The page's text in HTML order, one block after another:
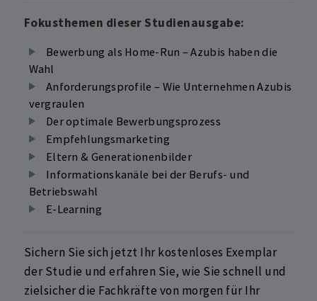
Fokusthemen dieser Studienausgabe:
Bewerbung als Home-Run – Azubis haben die
Wahl
Anforderungsprofile – Wie Unternehmen Azubis
vergraulen
Der optimale Bewerbungsprozess
Empfehlungsmarketing
Eltern & Generationenbilder
Informationskanäle bei der Berufs- und
Betriebswahl
E-Learning
Sichern Sie sich jetzt Ihr kostenloses Exemplar
der Studie und erfahren Sie, wie Sie schnell und
zielsicher die Fachkräfte von morgen für Ihr